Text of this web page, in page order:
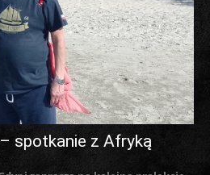
spotkanie z Afryką